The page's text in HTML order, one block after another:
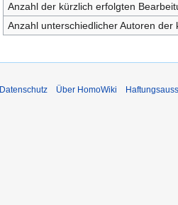
Anzahl der kürzlich erfolgten
Anzahl unterschiedlicher Autoren
Datenschutz Über HomoWiki